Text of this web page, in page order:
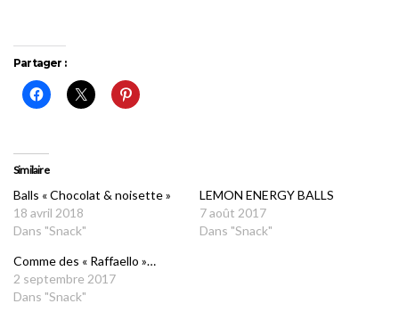
Partager :
Similaire
Balls « Chocolat & noisette »
18 avril 2018
Dans "Snack"
LEMON ENERGY BALLS
7 août 2017
Dans "Snack"
Comme des « Raffaello »…
2 septembre 2017
Dans "Snack"